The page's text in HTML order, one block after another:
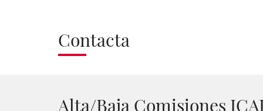
Contacta
Alta/Baja Comisiones